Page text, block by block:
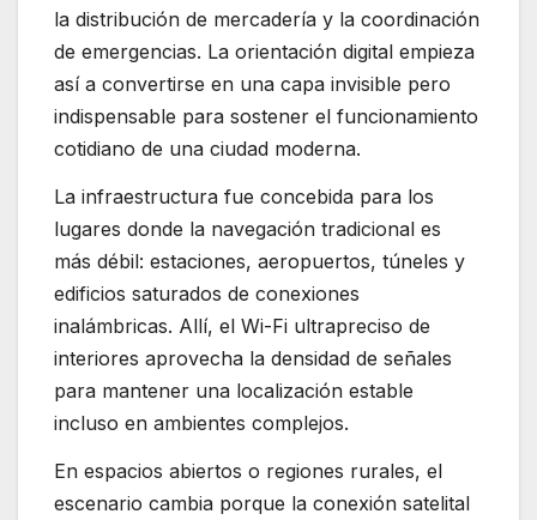
la distribución de mercadería y la coordinación
de emergencias. La orientación digital empieza
así a convertirse en una capa invisible pero
indispensable para sostener el funcionamiento
cotidiano de una ciudad moderna.
La infraestructura fue concebida para los
lugares donde la navegación tradicional es
más débil: estaciones, aeropuertos, túneles y
edificios saturados de conexiones
inalámbricas. Allí, el Wi-Fi ultrapreciso de
interiores aprovecha la densidad de señales
para mantener una localización estable
incluso en ambientes complejos.
En espacios abiertos o regiones rurales, el
escenario cambia porque la conexión satelital